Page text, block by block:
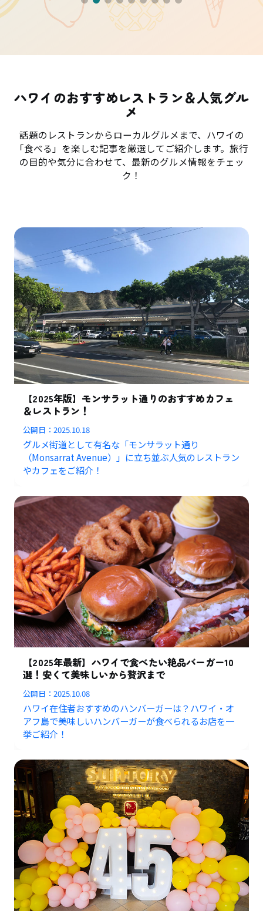
ハワイのおすすめレストラン＆人気グル
メ
話題のレストランからローカルグルメまで、ハワイの
「食べる」を楽しむ記事を厳選してご紹介します。旅行
の目的や気分に合わせて、最新のグルメ情報をチェッ
ク！
【2025年版】モンサラット通りのおすすめカフェ
＆レストラン！
公開日：2025.10.18
グルメ街道として有名な「モンサラット通り
（Monsarrat Avenue）」に立ち並ぶ人気のレストラン
やカフェをご紹介！
【2025年最新】ハワイで食べたい絶品バーガー10
選！安くて美味しいから贅沢まで
公開日：2025.10.08
ハワイ在住者おすすめのハンバーガーは？ハワイ・オ
アフ島で美味しいハンバーガーが食べられるお店を一
挙ご紹介！